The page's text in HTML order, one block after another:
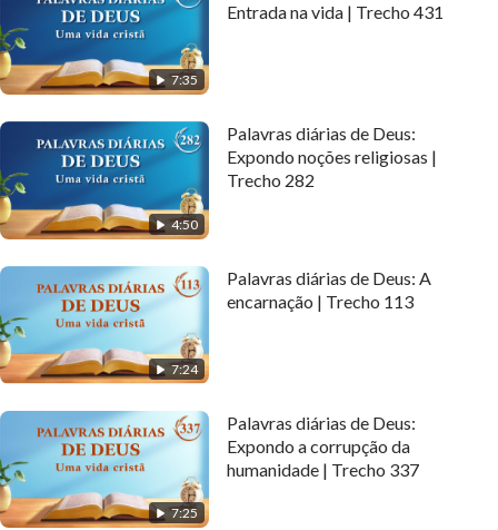
7:35
Entrada na vida | Trecho 431
4:50
Palavras diárias de Deus:
Expondo noções religiosas |
Trecho 282
7:24
Palavras diárias de Deus: A
encarnação | Trecho 113
7:25
Palavras diárias de Deus:
Expondo a corrupção da
humanidade | Trecho 337